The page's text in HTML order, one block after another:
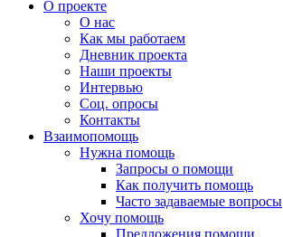
О проекте
О нас
Как мы работаем
Дневник проекта
Наши проекты
Интервью
Соц. опросы
Контакты
Взаимопомощь
Нужна помощь
Запросы о помощи
Как получить помощь
Часто задаваемые вопросы
Хочу помощь
Предложения помощи